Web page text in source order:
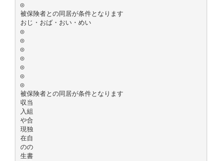
◎
被保険者との同居が条件となります
おじ・おば・おい・めい
◎
◎
◎
◎
◎
◎
◎
被保険者との同居が条件となります
収当
入組
や合
現独
在自
のの
生書